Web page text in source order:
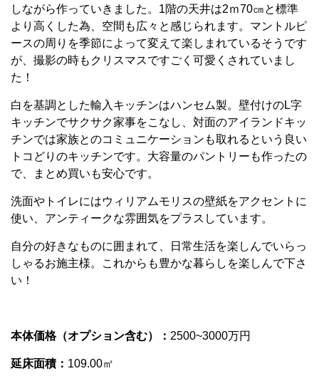
しながら作っていきました。1階の天井は2ｍ70㎝と標準
より高くした為、空間も広々と感じられます。マントルピ
ースの周りを季節によって変えて楽しまれているそうです
が、撮影の時もクリスマスですごく可愛くされていまし
た！
白を基調とした輸入 キッチンはハンセム製。壁付けのL字
キッチンでサクサク家事をこなし、対面のアイランドキッ
チンでは家族とのコミュニケーションも取れるという良い
トコどりのキッチンです。 大容量のパントリーも作ったの
で、まとめ買いも安心です。
洗面やトイレにはウィリアムモリスの壁紙をアクセントに
使い、アンティークな雰囲気をプラスしています。
自分の好きなものに囲まれて、日常生活を楽しんでいらっ
しゃるお施主様。これからも豊かな暮らしを楽しんで下さ
い！
本体価格（オプション含む）： 2500~3000万円
延床面積： 109.00㎡